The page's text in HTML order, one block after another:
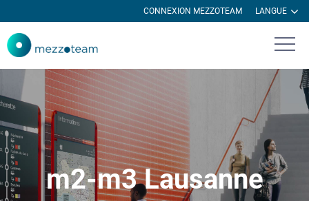
CONNEXION MEZZOTEAM LANGUE
m2-m3 Lausanne